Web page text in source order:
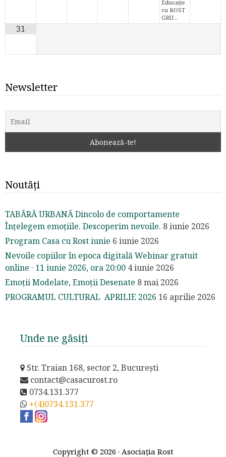
Educație
cu ROST
GRU…
31
Newsletter
Noutăți
TABĂRĂ URBANĂ Dincolo de comportamente
Înțelegem emoțiile. Descoperim nevoile. 8 iunie 2026
Program Casa cu Rost iunie 6 iunie 2026
Nevoile copiilor în epoca digitală Webinar gratuit
online · 11 iunie 2026, ora 20:00 4 iunie 2026
Emoții Modelate, Emoții Desenate 8 mai 2026
PROGRAMUL CULTURAL APRILIE 2026 16 aprilie 2026
Unde ne găsiți
Str. Traian 168, sector 2, București
contact@casacurost.ro
0734.131.377
+(4)0734.131.377
Copyright © 2026 · Asociația Rost